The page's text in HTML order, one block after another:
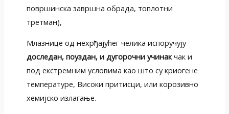
површинска завршна обрада, топлотни
третман),
Млазнице од нехрђајућег челика испоручују
доследан, поуздан, и дугорочни учинакчак и
под екстремним условима као што су криогене
температуре, Високи притисци, или корозивно
хемијско излагање.